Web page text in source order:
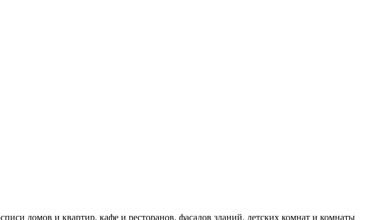
домов и квартир, кафе и ресторанов, фасадов зданий, детских комнат и комнаты